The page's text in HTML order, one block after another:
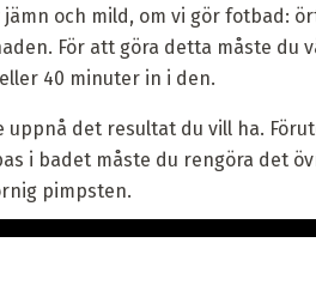
och mild, om vi gör fotbad:
För att göra detta måste du
40 minuter in i den.
det resultat du vill ha.
i badet måste du rengöra det
pimpsten.